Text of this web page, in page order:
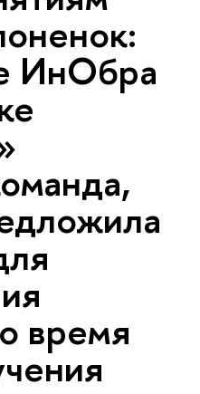
ИнОбра
время